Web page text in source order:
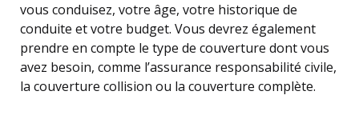
vous conduisez, votre âge, votre historique de
conduite et votre budget. Vous devrez également
prendre en compte le type de couverture dont vous
avez besoin, comme l’assurance responsabilité civile,
la couverture collision ou la couverture complète.